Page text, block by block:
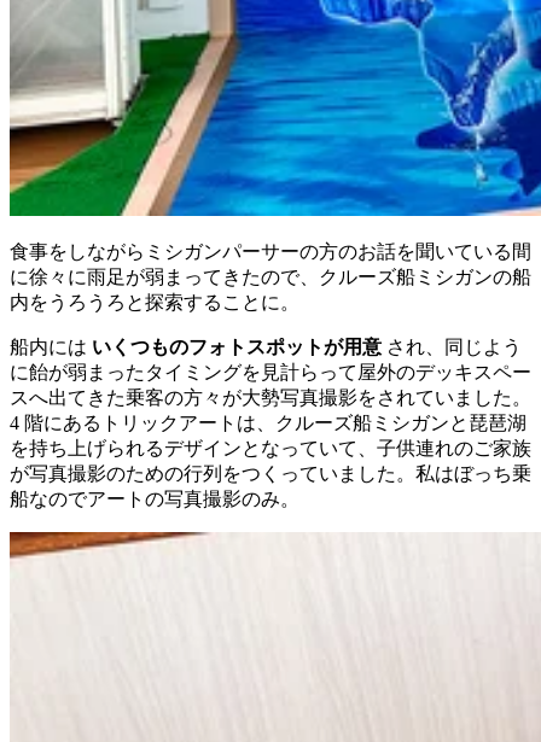
食事をしながらミシガンパーサーの方のお話を聞いている間
に徐々に雨足が弱まってきたので、クルーズ船ミシガンの船
内をうろうろと探索することに。
船内には いくつものフォトスポットが用意 され、同じよう
に飴が弱まったタイミングを見計らって屋外のデッキスペー
スへ出てきた乗客の方々が大勢写真撮影をされていました。
4 階にあるトリックアートは、クルーズ船ミシガンと琵琶湖
を持ち上げられるデザインとなっていて、子供連れのご家族
が写真撮影のための行列をつくっていました。私はぼっち乗
船なのでアートの写真撮影のみ。